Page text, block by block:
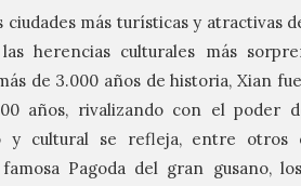
más turísticas y atractivas
herencias culturales más
de 3.000 años de historia, Xian
años, rivalizando con el poder
y cultural se refleja, entre otros
Pagoda del gran gusano,